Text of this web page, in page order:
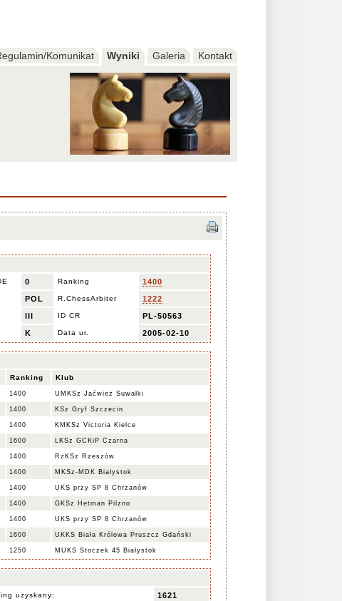
Komunikat Wyniki Galeria Kontakt
0 Ranking 1400
POL R.ChessArbiter 1222
III ID CR PL-50563
K Data ur. 2005-02-10
Ranking Klub
1400 UMKSz Jaćwież Suwałki
1400 KSz Gryf Szczecin
1400 KMKSz Victoria Kielce
1600 LKSz GCKiP Czarna
1400 RzKSz Rzeszów
1400 MKSz-MDK Białystok
1400 UKS przy SP 8 Chrzanów
1400 GKSz Hetman Pilzno
1400 UKS przy SP 8 Chrzanów
1600 UKKS Biała Królowa Pruszcz Gdański
1250 MUKS Stoczek 45 Białystok
uzyskany: 1621